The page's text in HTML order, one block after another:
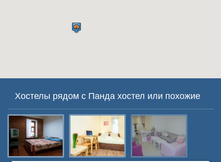
Хостелы рядом с Панда хостел или похожие